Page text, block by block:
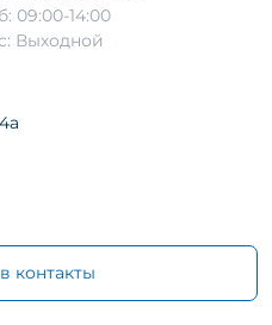
09:00-14:00
Выходной
контакты